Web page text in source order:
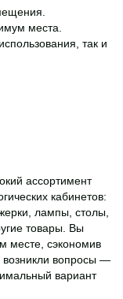
места.
так и
ассортимент
кабинетов:
лампы, столы,
товары. Вы
месте, сэкономив
возникли вопросы —
вариант